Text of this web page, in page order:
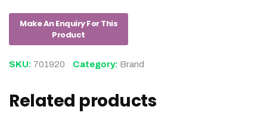
SKU: 701920 Category: Brand
Related products